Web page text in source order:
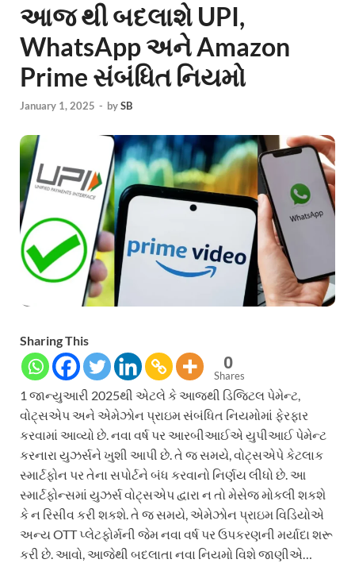
આજ થી બદલાશે UPI,
WhatsApp અને Amazon
Prime સંબંધિત નિયમો
January 1, 2025 - bySB
Sharing This
0
Shares
1 જાન્યુઆરી 2025થી એટલે કે આજથી ડિજિટલ પેમેન્ટ,
વોટ્સએપ અને એમેઝોન પ્રાઇમ સંબંધિત નિયમોમાં ફેરફાર
કરવામાં આવ્યો છે. નવા વર્ષ પર આરબીઆઈએ યુપીઆઈ પેમેન્ટ
કરનારા યુઝર્સને ખુશી આપી છે. તે જ સમયે, વોટ્સએપે કેટલાક
સ્માર્ટફોન પર તેના સપોર્ટને બંધ કરવાનો નિર્ણય લીધો છે. આ
સ્માર્ટફોન્સમાં યુઝર્સ વોટ્સએપ દ્વારા ન તો મેસેજ મોકલી શકશે
કે ન રિસીવ કરી શકશે. તે જ સમયે, એમેઝોન પ્રાઇમ વિડિયોએ
અન્ય OTT પ્લેટફોર્મની જેમ નવા વર્ષ પર ઉપકરણની મર્યાદા શરૂ
કરી છે. આવો, આજેથી બદલાતા નવા નિયમો વિશે જાણીએ…